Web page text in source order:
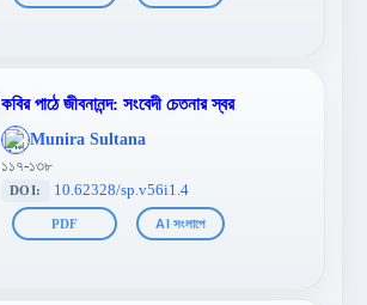
কবির পাঠে জীবনানন্দ: সংবেদী চেতনার স্বর
';
};">
Munira Sultana
১১৭-১৩৮
DOI: 10.62328/sp.v56i1.4
PDF AI সংলাপে